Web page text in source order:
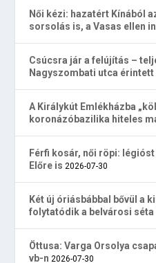
Női kézi: hazatért Kínából
sorsolás is, a Vasas ellen
Csúcsra jár a felújítás –
Nagyszombati utca
A Királykút Emlékházba
koronázóbazilika hiteles
Férfi kosár, női röpi:
Előre is 2026-07-30
Két új óriásbábbal bővül a
folytatódik a belvárosi séta
Öttusa: Varga Orsolya
vb-n 2026-07-30